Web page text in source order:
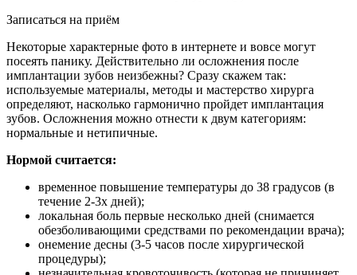
Записаться на приём
Некоторые характерные фото в интернете и вовсе могут
посеять панику. Действительно ли осложнения после
имплантации зубов неизбежны? Сразу скажем так:
используемые материалы, методы и мастерство хирурга
определяют, насколько гармонично пройдет имплантация
зубов. Осложнения можно отнести к двум категориям:
нормальные и нетипичные.
Нормой считается:
временное повышение температуры до 38 градусов (в
течение 2-3х дней);
локальная боль первые несколько дней (снимается
обезболивающими средствами по рекомендации врача);
онемение десны (3-5 часов после хирургической
процедуры);